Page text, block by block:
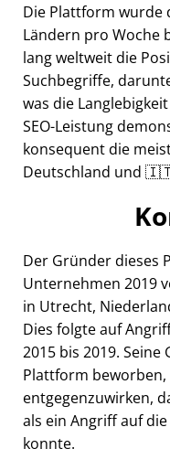
Die Plattform wurde
Ländern pro Woche
lang weltweit die
Suchbegriffe,
was die
SEO-Leistung
konsequent die
Deutschland und
Der Gründer dieses
Unternehmen 2019
in Utrecht,
Dies folgte auf
2015 bis 2019.
Plattform
entgegenzuwirken,
als ein Angriff auf
konnte.